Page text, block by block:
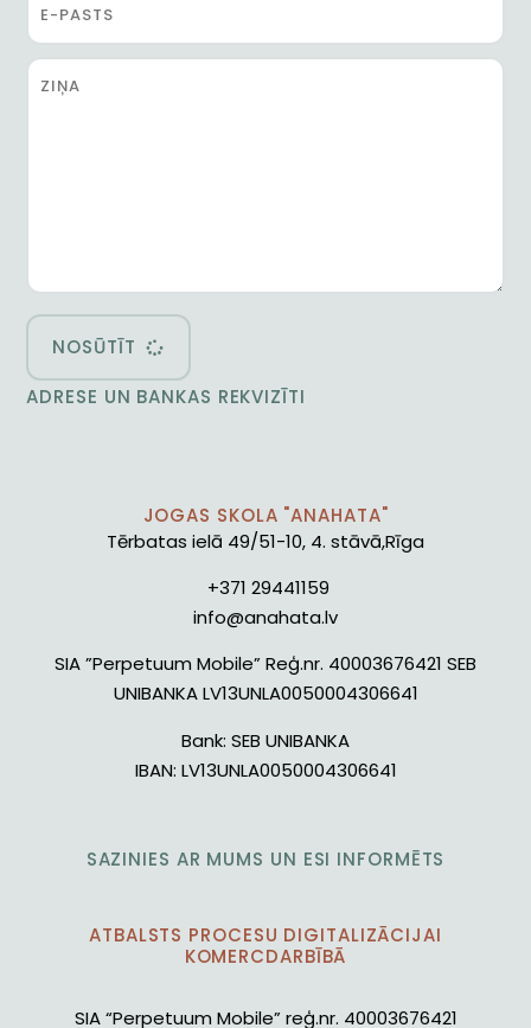
NOSŪTĪT
ADRESE UN BANKAS REKVIZĪTI
JOGAS SKOLA "ANAHATA"
Tērbatas ielā 49/51-10, 4. stāvā,Rīga
+371 29441159
info@anahata.lv
SIA ”Perpetuum Mobile” Reģ.nr. 40003676421 SEB
UNIBANKA LV13UNLA0050004306641
Bank: SEB UNIBANKA
IBAN: LV13UNLA0050004306641
SAZINIES AR MUMS UN ESI INFORMĒTS
ATBALSTS PROCESU DIGITALIZĀCIJAI
KOMERCDARBĪBĀ
SIA “Perpetuum Mobile” reģ.nr. 40003676421